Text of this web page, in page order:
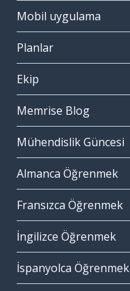
Mobil uygulama
Planlar
Ekip
Memrise Blog
Mühendislik Güncesi
Almanca Öğrenmek
Fransızca Öğrenmek
İngilizce Öğrenmek
İspanyolca Öğrenmek